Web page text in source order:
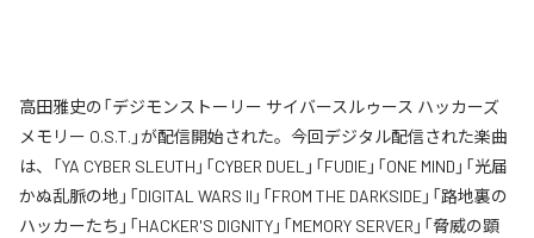
高田雅史の「デジモンストーリー サイバースルゥース ハッカーズ
メモリー O.S.T.」が配信開始された。今回デジタル配信された楽曲
は、「YA CYBER SLEUTH」「CYBER DUEL」「FUDIE」「ONE MIND」「光届
かぬ乱脈の地」「DIGITAL WARS II」「FROM THE DARKSIDE」「路地裏の
ハッカーたち」「HACKER'S DIGNITY」「MEMORY SERVER」「脅威の顕